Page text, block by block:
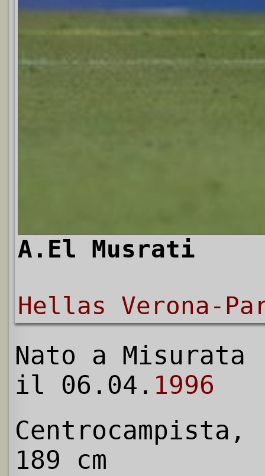
A.El Musrati
Hellas Verona-
Nato a Misurata
il 06.04. 1996
Centrocampista,
189 cm